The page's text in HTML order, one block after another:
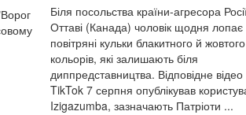
Біля посольства країни-агресора
Оттаві (Канада) чоловік щодня лопає
повітряні кульки блакитного й жовтого
кольорів, які залишають біля
диппредставництва. Відповідне відео
TikTok 7 серпня опублікував
Izigazumba, зазначають Патріоти ...